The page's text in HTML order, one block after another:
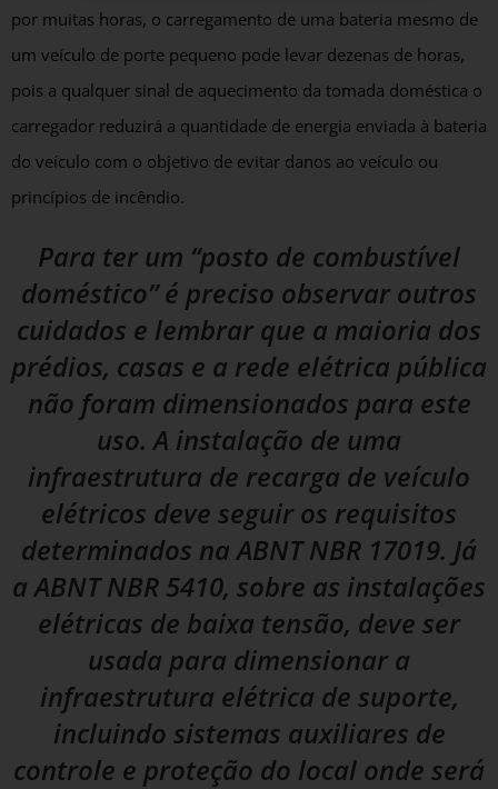
por muitas horas, o carregamento de uma bateria mesmo de
um veículo de porte pequeno pode levar dezenas de horas,
pois a qualquer sinal de aquecimento da tomada doméstica o
carregador reduzirá a quantidade de energia enviada à bateria
do veículo com o objetivo de evitar danos ao veículo ou
princípios de incêndio.
Para ter um “posto de combustível
doméstico” é preciso observar outros
cuidados e lembrar que a maioria dos
prédios, casas e a rede elétrica pública
não foram dimensionados para este
uso. A instalação de uma
infraestrutura de recarga de veículo
elétricos deve seguir os requisitos
determinados na ABNT NBR 17019. Já
a ABNT NBR 5410, sobre as instalações
elétricas de baixa tensão, deve ser
usada para dimensionar a
infraestrutura elétrica de suporte,
incluindo sistemas auxiliares de
controle e proteção do local onde será